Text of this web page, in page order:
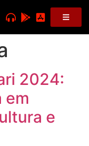
2024:
em
e